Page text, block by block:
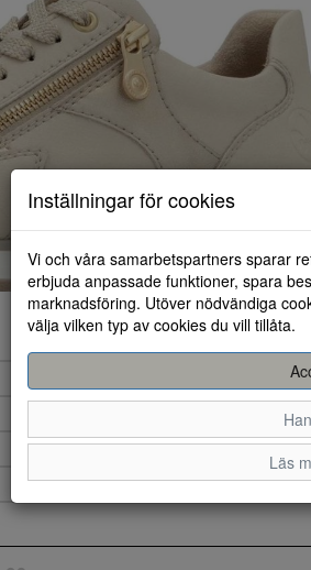
Inställningar för cookies
Vi och våra samarbetspartners sparar
erbjuda anpassade funktioner, spara
marknadsföring. Utöver nödvändiga
välja vilken typ av cookies du vill tillåta.
Läs